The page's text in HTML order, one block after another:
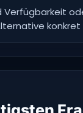
Verfügbarkeit
konkret